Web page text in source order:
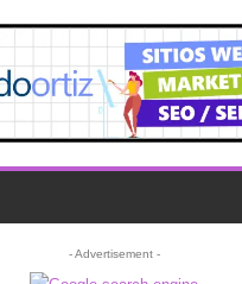
- Advertisement -